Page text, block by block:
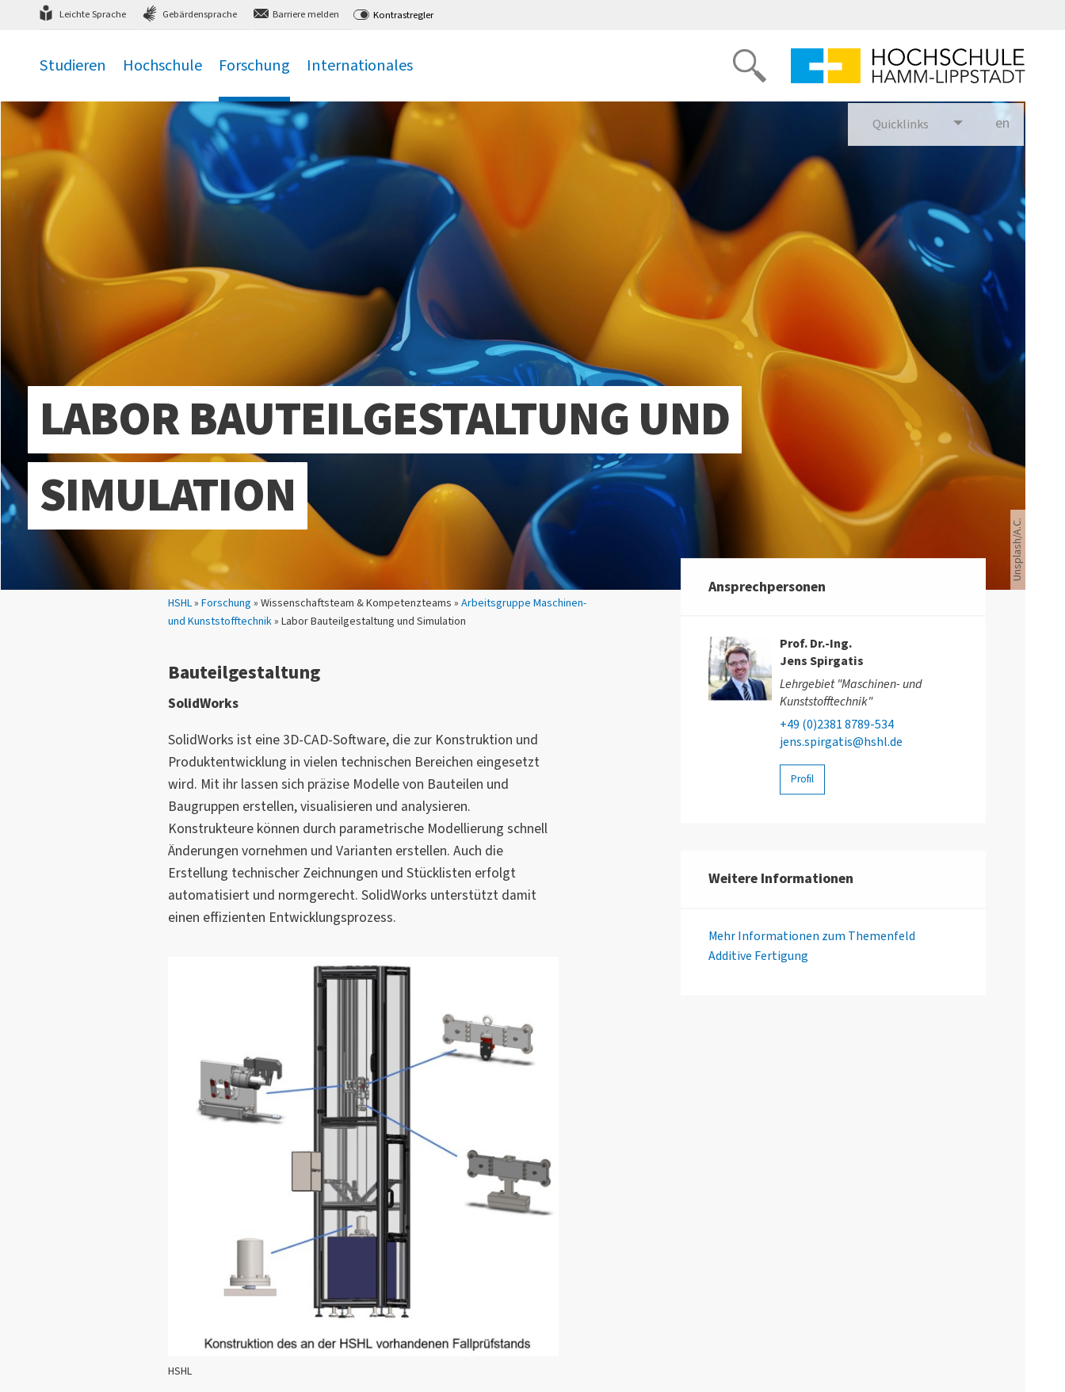
zum Hauptmenü zum Inhalt,
Leichte Sprache Gebärdensprache Barriere melden Kontrastregler
Studieren Hochschule Forschung Internationales
Quicklinks en glish
Sie sind hier:
HSHL» Forschung » Wissenschaftsteam & Kompetenzteams » Arbeitsgruppe Maschinen-
und Kunststofftechnik» Labor Bauteilgestaltung und Simulation
Unsplash/A.C.
Unsplash/A.C.
LABOR BAUTEILGESTALTUNG UND
SIMULATION
Bauteilgestaltung
SolidWorks
SolidWorks ist eine 3D-CAD-Software, die zur Konstruktion und
Produktentwicklung in vielen technischen Bereichen eingesetzt
wird. Mit ihr lassen sich präzise Modelle von Bauteilen und
Baugruppen erstellen, visualisieren und analysieren.
Konstrukteure können durch parametrische Modellierung schnell
Änderungen vornehmen und Varianten erstellen. Auch die
Erstellung technischer Zeichnungen und Stücklisten erfolgt
automatisiert und normgerecht. SolidWorks unterstützt damit
einen effizienten Entwicklungsprozess.
HSHL
Ansprechpersonen
Prof. Dr.-Ing.
Jens Spirgatis
Lehrgebiet "Maschinen- und
Kunststofftechnik"
+49 (0)2381 8789-534
jens.spirgatis@hshl.de
Profil
Weitere Informationen
Mehr Informationen zum Themenfeld
Additive Fertigung